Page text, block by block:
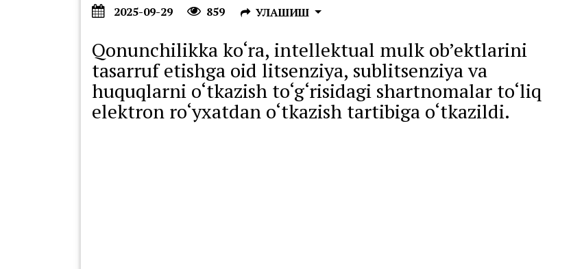
2025-09-29 859 УЛАШИШ
Qonunchilikka ko‘ra, intellektual mulk ob’ektlarini
tasarruf etishga oid litsenziya, sublitsenziya va
huquqlarni o‘tkazish to‘g‘risidagi shartnomalar to‘liq
elektron ro‘yxatdan o‘tkazish tartibiga o‘tkazildi.